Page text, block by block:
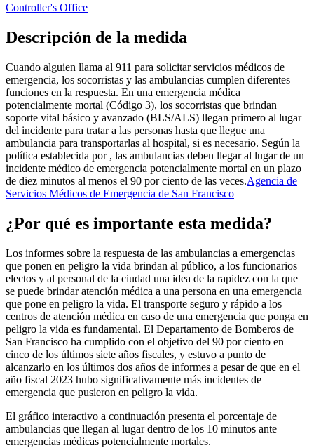
Controller's Office
Descripción de la medida
Cuando alguien llama al 911 para solicitar servicios médicos de
emergencia, los socorristas y las ambulancias cumplen diferentes
funciones en la respuesta. En una emergencia médica
potencialmente mortal (Código 3), los socorristas que brindan
soporte vital básico y avanzado (BLS/ALS) llegan primero al lugar
del incidente para tratar a las personas hasta que llegue una
ambulancia para transportarlas al hospital, si es necesario. Según la
política establecida por , las ambulancias deben llegar al lugar de un
incidente médico de emergencia potencialmente mortal en un plazo
de diez minutos al menos el 90 por ciento de las veces.Agencia de
Servicios Médicos de Emergencia de San Francisco
¿Por qué es importante esta medida?
Los informes sobre la respuesta de las ambulancias a emergencias
que ponen en peligro la vida brindan al público, a los funcionarios
electos y al personal de la ciudad una idea de la rapidez con la que
se puede brindar atención médica a una persona en una emergencia
que pone en peligro la vida. El transporte seguro y rápido a los
centros de atención médica en caso de una emergencia que ponga en
peligro la vida es fundamental. El Departamento de Bomberos de
San Francisco ha cumplido con el objetivo del 90 por ciento en
cinco de los últimos siete años fiscales, y estuvo a punto de
alcanzarlo en los últimos dos años de informes a pesar de que en el
año fiscal 2023 hubo significativamente más incidentes de
emergencia que pusieron en peligro la vida.
El gráfico interactivo a continuación presenta el porcentaje de
ambulancias que llegan al lugar dentro de los 10 minutos ante
emergencias médicas potencialmente mortales.